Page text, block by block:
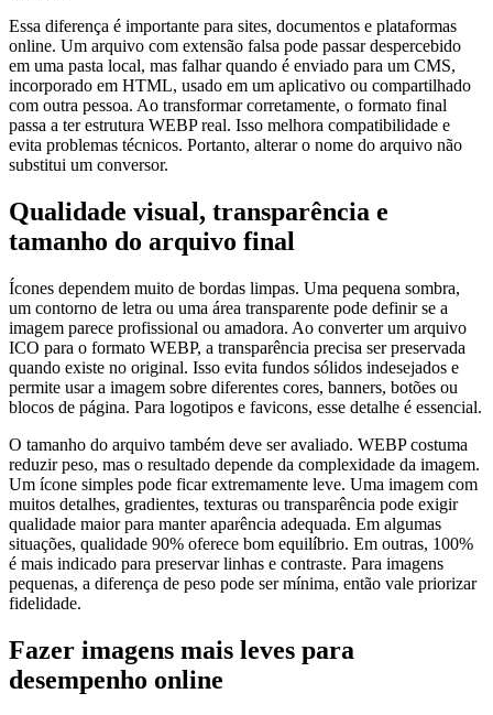
Essa diferença é importante para sites, documentos e plataformas
online. Um arquivo com extensão falsa pode passar despercebido
em uma pasta local, mas falhar quando é enviado para um CMS,
incorporado em HTML, usado em um aplicativo ou compartilhado
com outra pessoa. Ao transformar corretamente, o formato final
passa a ter estrutura WEBP real. Isso melhora compatibilidade e
evita problemas técnicos. Portanto, alterar o nome do arquivo não
substitui um conversor.
Qualidade visual, transparência e
tamanho do arquivo final
Ícones dependem muito de bordas limpas. Uma pequena sombra,
um contorno de letra ou uma área transparente pode definir se a
imagem parece profissional ou amadora. Ao converter um arquivo
ICO para o formato WEBP, a transparência precisa ser preservada
quando existe no original. Isso evita fundos sólidos indesejados e
permite usar a imagem sobre diferentes cores, banners, botões ou
blocos de página. Para logotipos e favicons, esse detalhe é essencial.
O tamanho do arquivo também deve ser avaliado. WEBP costuma
reduzir peso, mas o resultado depende da complexidade da imagem.
Um ícone simples pode ficar extremamente leve. Uma imagem com
muitos detalhes, gradientes, texturas ou transparência pode exigir
qualidade maior para manter aparência adequada. Em algumas
situações, qualidade 90% oferece bom equilíbrio. Em outras, 100%
é mais indicado para preservar linhas e contraste. Para imagens
pequenas, a diferença de peso pode ser mínima, então vale priorizar
fidelidade.
Fazer imagens mais leves para
desempenho online